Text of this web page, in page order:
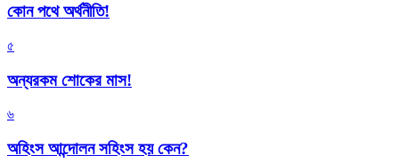
কোন পথে অর্থনীতি!
৫
অন্যরকম শোকের মাস!
৬
অহিংস আন্দোলন সহিংস হয় কেন?